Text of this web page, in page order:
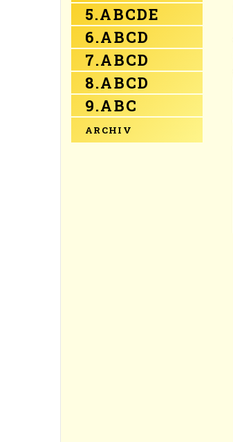
5.ABCDE
6.ABCD
7.ABCD
8.ABCD
9.ABC
ARCHIV